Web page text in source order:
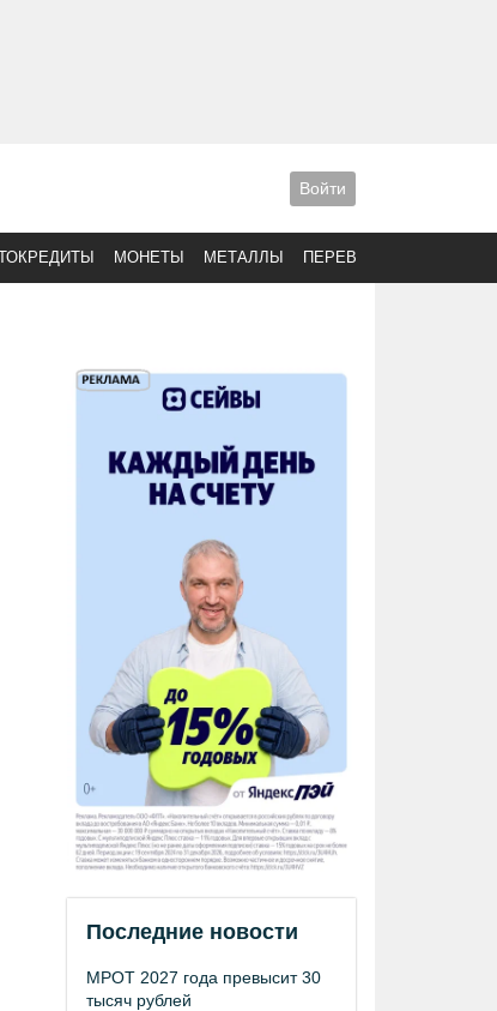
Войти
МОНЕТЫ МЕТАЛЛЫ ПЕРЕВОДЫ
Последние новости
МРОТ 2027 года превысит 30
тысяч рублей